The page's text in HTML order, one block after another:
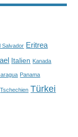
Salvador Eritrea
Italien Kanada
Panama
Tschechien Türkei